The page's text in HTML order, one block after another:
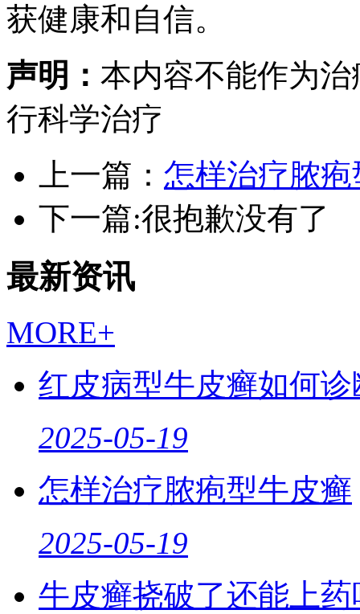
获健康和自信。
声明： 本内容不能作为
行科学治疗
上一篇： 怎样治疗脓
下一篇:很抱歉没有了
最新资讯
MORE+
红皮病型牛皮癣如何诊
2025-05-19
怎样治疗脓疱型牛皮癣
2025-05-19
牛皮癣挠破了还能上药